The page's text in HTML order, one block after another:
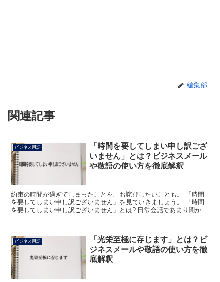
編集部
関連記事
ビジネス用語
「時間を要してしまい申し訳ござ
いません」とは？ビジネスメール
や敬語の使い方を徹底解釈
約束の時間が過ぎてしまったことを、お詫びしたいことも。 「時間
を要してしまい申し訳ございません」を見ていきましょう。 「時間
を要してしまい申し訳ございません」とは? 日常会話であまり聞かな
ビジネス用語
「光栄至極に存じます」とは？ビ
ジネスメールや敬語の使い方を徹
底解釈